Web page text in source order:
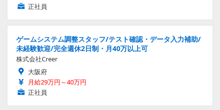
正社員
ゲームシステム調整スタッフ/テスト確認・データ入力補助/
未経験歓迎/完全週休2日制・月40万以上可
株式会社Creer
大阪府
月給29万円～40万円
正社員